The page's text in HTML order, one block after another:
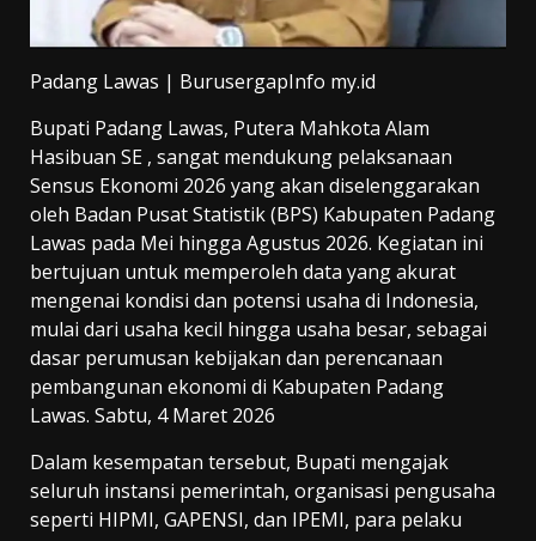
Padang Lawas | BurusergapInfo my.id
Bupati Padang Lawas, Putera Mahkota Alam
Hasibuan SE , sangat mendukung pelaksanaan
Sensus Ekonomi 2026 yang akan diselenggarakan
oleh Badan Pusat Statistik (BPS) Kabupaten Padang
Lawas pada Mei hingga Agustus 2026. Kegiatan ini
bertujuan untuk memperoleh data yang akurat
mengenai kondisi dan potensi usaha di Indonesia,
mulai dari usaha kecil hingga usaha besar, sebagai
dasar perumusan kebijakan dan perencanaan
pembangunan ekonomi di Kabupaten Padang
Lawas. Sabtu, 4 Maret 2026
Dalam kesempatan tersebut, Bupati mengajak
seluruh instansi pemerintah, organisasi pengusaha
seperti HIPMI, GAPENSI, dan IPEMI, para pelaku